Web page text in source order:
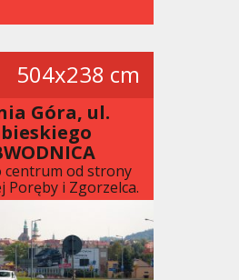
504x238 cm
Góra, ul.
centrum od strony
Poręby i Zgorzelca.